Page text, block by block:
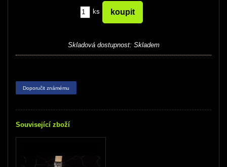
ks
Skladová dostupnost: Skladem
Doporučit známému
Související zboží